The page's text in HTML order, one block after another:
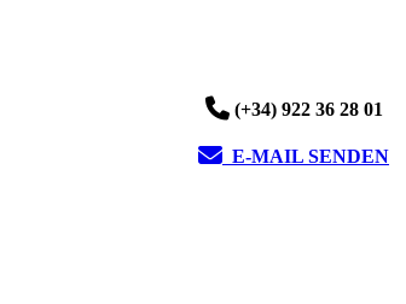
(+34) 922 36 28 01
E-MAIL SENDEN